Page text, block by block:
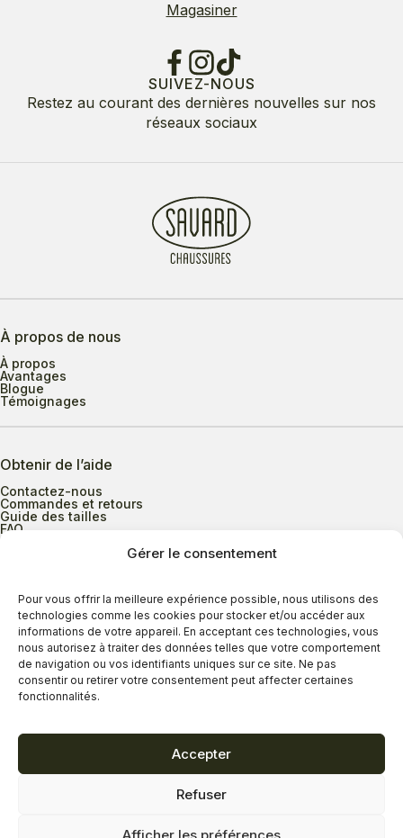
Gérer le consentement
Pour vous offrir la meilleure expérience possible, nous utilisons des
technologies comme les cookies pour stocker et/ou accéder aux
informations de votre appareil. En acceptant ces technologies, vous
nous autorisez à traiter des données telles que votre comportement
de navigation ou vos identifiants uniques sur ce site. Ne pas
consentir ou retirer votre consentement peut affecter certaines
fonctionnalités.
Accepter
Refuser
Afficher les préférences
Magasiner
SUIVEZ-NOUS
Restez au courant des dernières nouvelles sur nos
réseaux sociaux
À propos de nous
À propos
Avantages
Blogue
Témoignages
Obtenir de l’aide
Contactez-nous
Commandes et retours
Guide des tailles
FAQ
Heures d’ouverture
Lundi au mercredi
9h00 à 17h30
Jeudi
9h00 à 20h00
Vendredi
9h00 à 18h00
Dimanche
11h00 à 16h30